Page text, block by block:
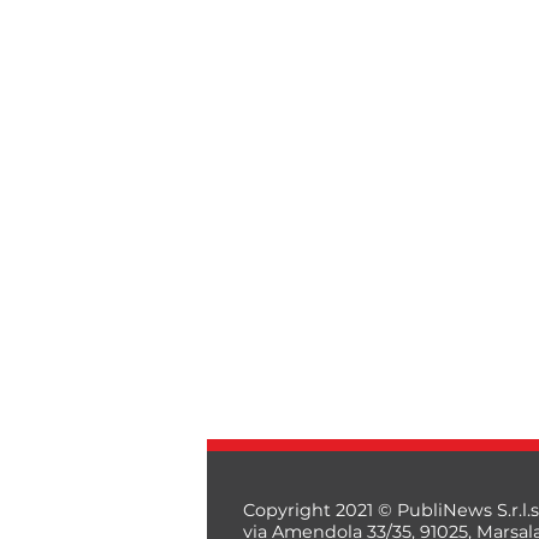
Copyright 2021 © PubliNews
via Amendola 33/35, 91025,